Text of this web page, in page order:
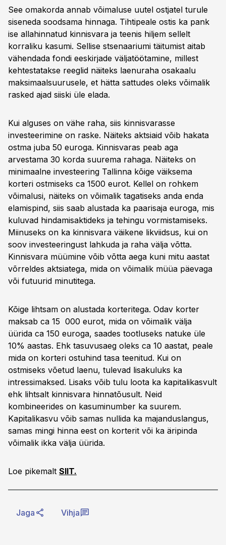
See omakorda annab võimaluse uutel ostjatel turule
siseneda soodsama hinnaga. Tihtipeale ostis ka pank
ise allahinnatud kinnisvara ja teenis hiljem sellelt
korraliku kasumi. Sellise stsenaariumi täitumist aitab
vähendada fondi eeskirjade väljatöötamine, millest
kehtestatakse reeglid näiteks laenuraha osakaalu
maksimaalsuurusele, et hätta sattudes oleks võimalik
rasked ajad siiski üle elada.
Kui alguses on vähe raha, siis kinnisvarasse
investeerimine on raske. Näiteks aktsiaid võib hakata
ostma juba 50 euroga. Kinnisvaras peab aga
arvestama 30 korda suurema rahaga. Näiteks on
minimaalne investeering Tallinna kõige väiksema
korteri ostmiseks ca 1500 eurot. Kellel on rohkem
võimalusi, näiteks on võimalik tagatiseks anda enda
elamispind, siis saab alustada ka paarisaja euroga, mis
kuluvad hindamisaktideks ja tehingu vormistamiseks.
Miinuseks on ka kinnisvara väikene likviidsus, kui on
soov investeeringust lahkuda ja raha välja võtta.
Kinnisvara müümine võib võtta aega kuni mitu aastat
võrreldes aktsiatega, mida on võimalik müüa päevaga
või futuurid minutitega.
Kõige lihtsam on alustada korteritega. Odav korter
maksab ca 15 000 eurot, mida on võimalik välja
üürida ca 150 euroga, saades tootluseks natuke üle
10% aastas. Ehk tasuvusaeg oleks ca 10 aastat, peale
mida on korteri ostuhind tasa teenitud. Kui on
ostmiseks võetud laenu, tulevad lisakuluks ka
intressimaksed. Lisaks võib tulu loota ka kapitalikasvult
ehk lihtsalt kinnisvara hinnatõusult. Neid
kombineerides on kasuminumber ka suurem.
Kapitalikasvu võib samas nullida ka majanduslangus,
samas mingi hinna eest on korterit või ka äripinda
võimalik ikka välja üürida.
Loe pikemalt SIIT.
Jaga Vihja